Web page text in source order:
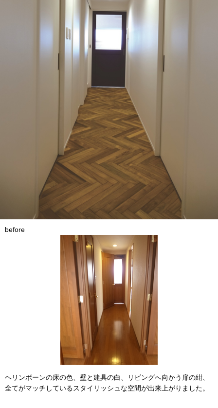
before
ヘリンボーンの床の色、壁と建具の白、リビングへ向かう扉の紺、
全てがマッチしているスタイリッシュな空間が出来上がりました。